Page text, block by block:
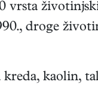
vrsta
droge
kaolin,